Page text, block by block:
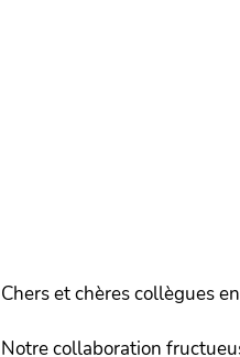
Chers et chères collègues
Notre collaboration